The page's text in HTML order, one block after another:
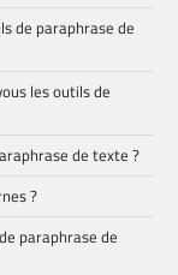
de paraphrase de
les outils de
de texte ?
?
paraphrase de